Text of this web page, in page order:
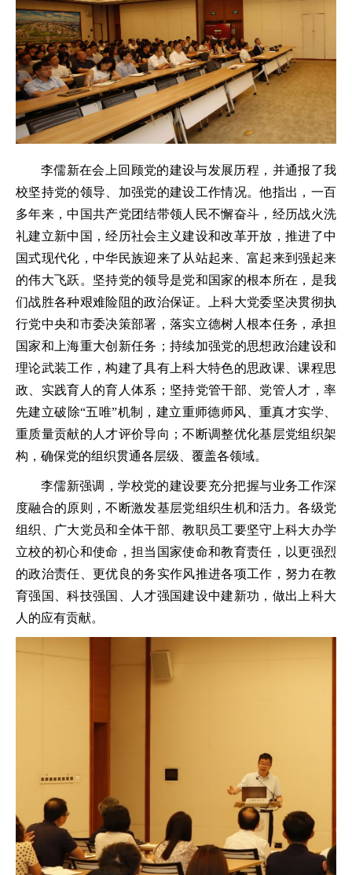
李儒新在会上回顾党的建设与发展历程，并通报了我
校坚持党的领导、加强党的建设工作情况。他指出，一百
多年来，中国共产党团结带领人民不懈奋斗，经历战火洗
礼建立新中国，经历社会主义建设和改革开放，推进了中
国式现代化，中华民族迎来了从站起来、富起来到强起来
的伟大飞跃。坚持党的领导是党和国家的根本所在，是我
们战胜各种艰难险阻的政治保证。上科大党委坚决贯彻执
行党中央和市委决策部署，落实立德树人根本任务，承担
国家和上海重大创新任务；持续加强党的思想政治建设和
理论武装工作，构建了具有上科大特色的思政课、课程思
政、实践育人的育人体系；坚持党管干部、党管人才，率
先建立破除“五唯”机制，建立重师德师风、重真才实学、
重质量贡献的人才评价导向；不断调整优化基层党组织架
构，确保党的组织贯通各层级、覆盖各领域。
李儒新强调，学校党的建设要充分把握与业务工作深
度融合的原则，不断激发基层党组织生机和活力。各级党
组织、广大党员和全体干部、教职员工要坚守上科大办学
立校的初心和使命，担当国家使命和教育责任，以更强烈
的政治责任、更优良的务实作风推进各项工作，努力在教
育强国、科技强国、人才强国建设中建新功，做出上科大
人的应有贡献。